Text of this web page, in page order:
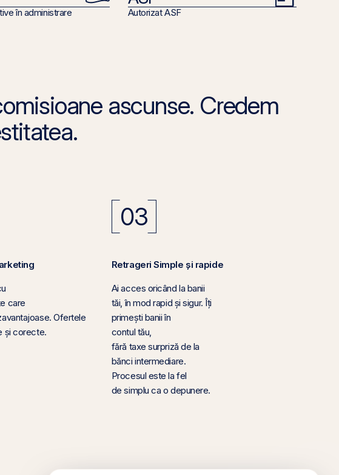
în administrare Autorizat ASF
ascunse. Credem
care
Ofertele
și corecte.
03
Retrageri Simple și rapide
Ai acces oricând la banii
tăi, în mod rapid și sigur. Îți
primești banii în
contul tău,
fără taxe surpriză de la
bănci intermediare.
Procesul este la fel
de simplu ca o depunere.